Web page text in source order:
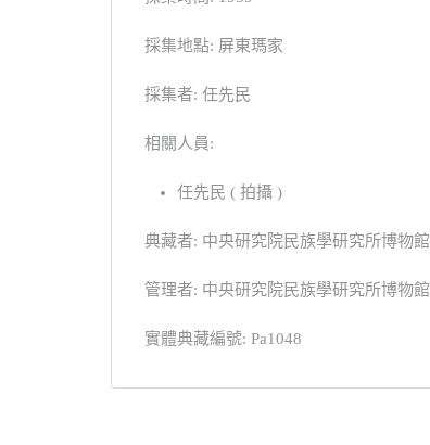
採集地點: 屏東瑪家
採集者: 任先民
相關人員:
任先民 ( 拍攝 )
典藏者: 中央研究院民族學研究所博物館
管理者: 中央研究院民族學研究所博物館
實體典藏編號: Pa1048